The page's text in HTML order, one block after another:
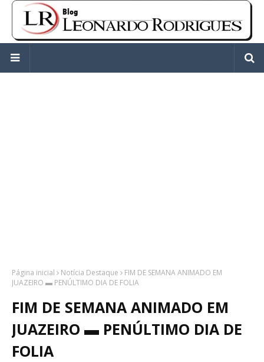
Página inicial Notícia Destaque
FIM DE SEMANA ANIMADO EM
JUAZEIRO ▬ PENÚLTIMO DIA DE FOLIA
FIM DE SEMANA ANIMADO EM
JUAZEIRO ▬ PENÚLTIMO DIA DE
FOLIA